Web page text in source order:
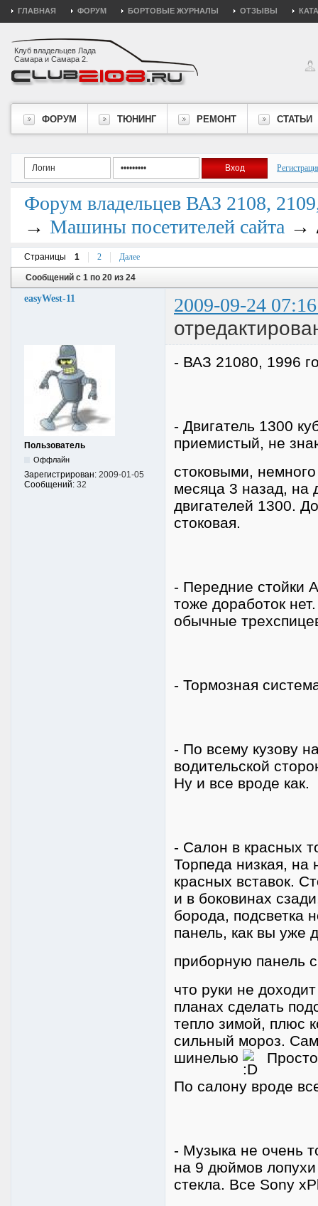
ГЛАВНАЯ ФОРУМ БОРТОВЫЕ ЖУРНАЛЫ ОТЗЫВЫ
Клуб владельцев Лада
Самара и Самара 2.
ФОРУМ ТЮНИНГ РЕМОНТ СТАТЬИ
Форум владельцев ВАЗ 2108,
→ Машины посетителей сайта →
Страницы 1 2 Далее
Сообщений с 1 по 20 из 24
easyWest-11 2009-09-24
Пользователь
Оффлайн
Зарегистрирован: 2009-01-05
Сообщений: 32
- ВАЗ 21080, 1996
- Двигатель 1300
приемистый, не
стоковыми,
месяца 3 назад, на
двигателей 1300.
стоковая.
- Передние стойки
тоже доработок
обычные
- Тормозная
- По всему кузову
водительской
Ну и все вроде как.
- Салон в красных
Торпеда низкая, на
красных вставок.
и в боковинах
борода, подсветка
панель, как вы уже
приборную панель
что руки не
планах сделать
тепло зимой, плюс
сильный мороз.
шинелью
По салону вроде
- Музыка не очень
на 9 дюймов лопухи
стекла. Все Sony